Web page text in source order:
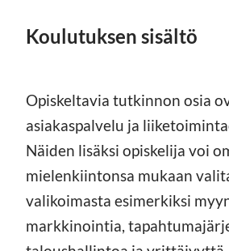
Koulutuksen sisältö
Opiskeltavia tutkinnon osia
asiakaspalvelu ja
Näiden lisäksi opiskelija voi
mielenkiintonsa mukaan
valikoimasta esimerkiksi
markkinointia,